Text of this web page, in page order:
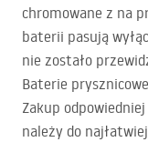
chromowane z na
baterii pasują
nie zostało
Baterie prysznicowe
Zakup
należy do